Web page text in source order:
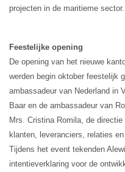
projecten in de maritieme sector.
Feestelijke opening
De opening van het nieuwe
werden begin oktober feestelijk
ambassadeur van Nederland in
Baar en de ambassadeur van
Mrs. Cristina Romila, de
klanten, leveranciers, relaties
Tijdens het event tekenden
intentieverklaring voor de